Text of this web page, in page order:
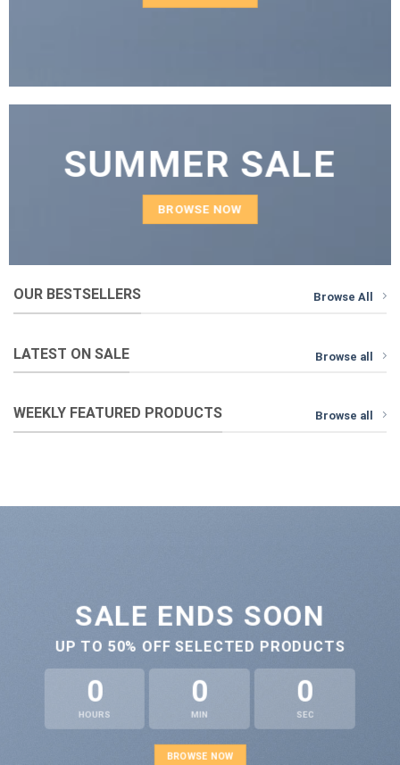
SUMMER SALE
BROWSE NOW
OUR BESTSELLERS Browse All
LATEST ON SALE Browse all
WEEKLY FEATURED PRODUCTS Browse all
SALE ENDS SOON
UP TO 50% OFF SELECTED PRODUCTS
0
HOURS
0
MIN
0
SEC
BROWSE NOW